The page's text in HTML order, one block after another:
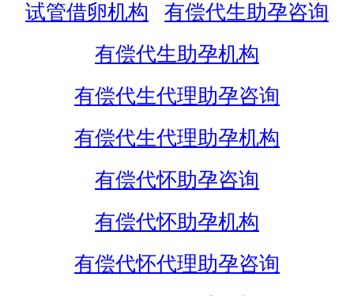
试管借卵机构
有偿代生助孕咨询
有偿代生助孕机构
有偿代生代理助孕咨询
有偿代生代理助孕机构
有偿代怀助孕咨询
有偿代怀助孕机构
有偿代怀代理助孕咨询